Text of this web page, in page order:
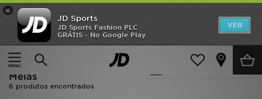
×
JD Sports
JD Sports Fashion PLC
GRÁTIS - No Google Play
VER
Página principal
Homem Acessórios de Homem Meias
Actualizar a pesquisa
Homem - Under Armour
Meias
6 produtos encontrados
INÍCIO
Promoções
NOVIDADES